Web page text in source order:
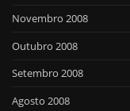
Novembro 2008
Outubro 2008
Setembro 2008
Agosto 2008